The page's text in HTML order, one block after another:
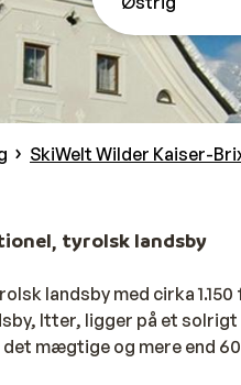
SkiWelt Wilder Kaiser-
tyrolsk landsby
landsby med cirka
Itter, ligger på et
det mægtige og mere end